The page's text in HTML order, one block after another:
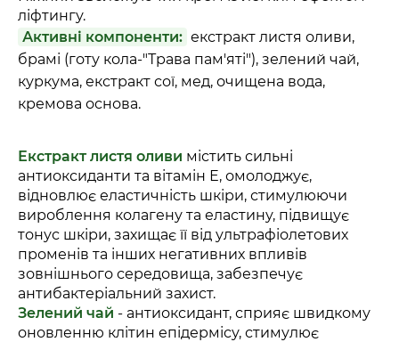
ліфтингу.
Активні компоненти: екстракт листя оливи,
брамі (готу кола-"Трава пам'яті"), зелений чай,
куркума, екстракт сої, мед, очищена вода,
кремова основа.
Екстракт листя оливи містить сильні
антиоксиданти та вітамін Е, омолоджує,
відновлює еластичність шкіри, стимулюючи
вироблення колагену та еластину, підвищує
тонус шкіри, захищає її від ультрафіолетових
променів та інших негативних впливів
зовнішнього середовища, забезпечує
антибактеріальний захист.
Зелений чай - антиоксидант, сприяє швидкому
оновленню клітин епідермісу, стимулює